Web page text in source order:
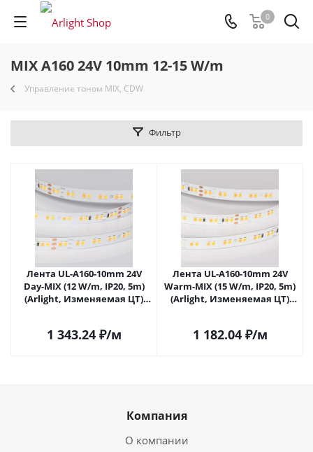
0
MIX A160 24V 10mm 12-15 W/m
Управление тоном MIX, CDW
Фильтр
Лента UL-A160-10mm 24V
Day-MIX (12 W/m, IP20, 5m)
(Arlight, Изменяемая ЦТ)
1 343.24₽/м
Лента UL-A160-10mm 24V
Warm-MIX (15 W/m, IP20, 5m)
(Arlight, Изменяемая ЦТ)
1 182.04₽/м
Компания
О компании